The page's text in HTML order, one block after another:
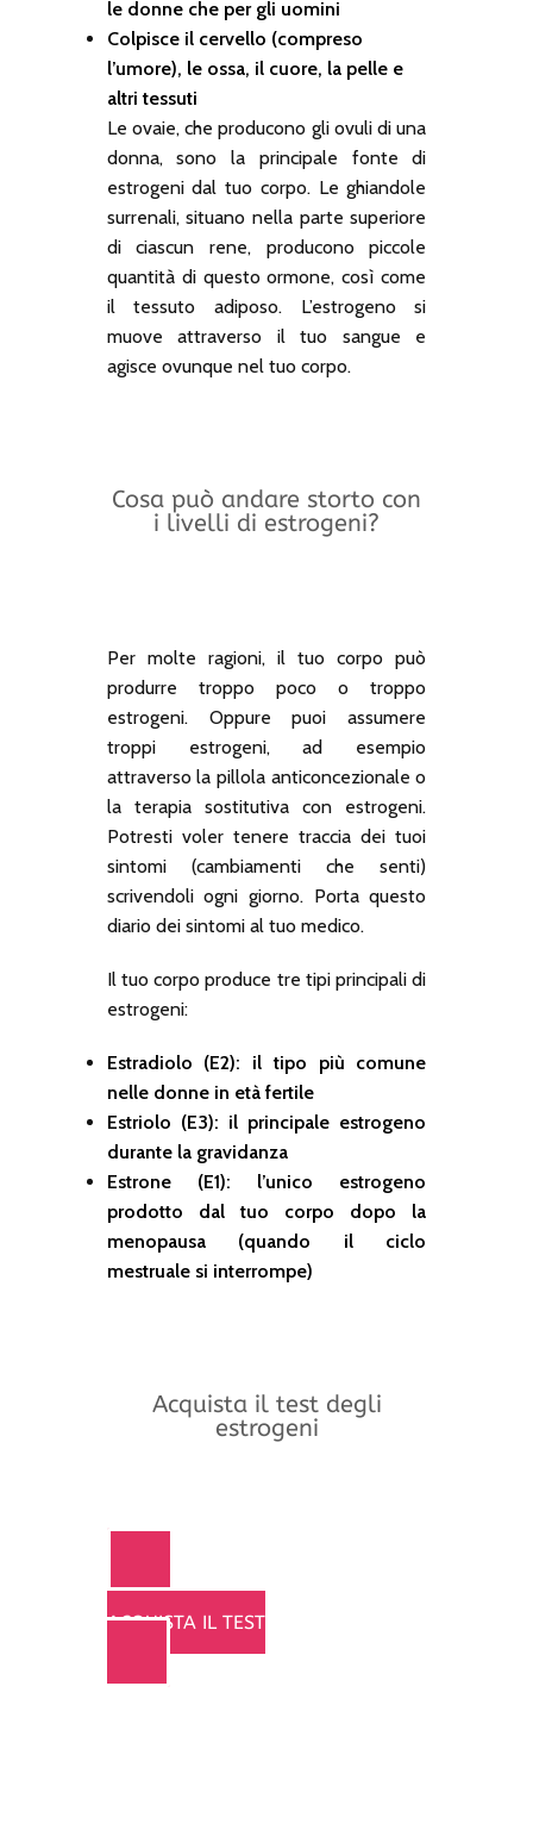
le donne che per gli uomini
Colpisce il cervello (compreso
l’umore), le ossa, il cuore, la pelle e
altri tessuti
Le ovaie, che producono gli ovuli di una
donna, sono la principale fonte di
estrogeni dal tuo corpo. Le ghiandole
surrenali, situano nella parte superiore
di ciascun rene, producono piccole
quantità di questo ormone, così come
il tessuto adiposo. L’estrogeno si
muove attraverso il tuo sangue e
agisce ovunque nel tuo corpo.
Cosa può andare storto con
i livelli di estrogeni?
Per molte ragioni, il tuo corpo può
produrre troppo poco o troppo
estrogeni. Oppure puoi assumere
troppi estrogeni, ad esempio
attraverso la pillola anticoncezionale o
la terapia sostitutiva con estrogeni.
Potresti voler tenere traccia dei tuoi
sintomi (cambiamenti che senti)
scrivendoli ogni giorno. Porta questo
diario dei sintomi al tuo medico.
Il tuo corpo produce tre tipi principali di
estrogeni:
Estradiolo (E2): il tipo più comune
nelle donne in età fertile
Estriolo (E3): il principale estrogeno
durante la gravidanza
Estrone (E1): l’unico estrogeno
prodotto dal tuo corpo dopo la
menopausa (quando il ciclo
mestruale si interrompe)
Acquista il test degli
estrogeni
ACQUISTA IL TEST